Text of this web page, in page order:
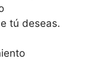
tú deseas.